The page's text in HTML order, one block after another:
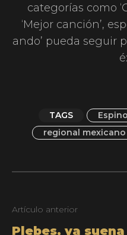
categorías como
‘Mejor canción’,
ando’ pueda seguir
TAGS
regional mexicano
Artículo anterior
Plebes, ya suena